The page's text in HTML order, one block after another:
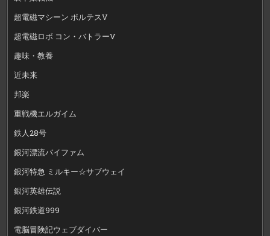
超電磁マシーン ボルテスV
超電磁ロボ コン・バトラーV
趣味・教養
近未来
邦楽
重戦機エルガイム
鉄人28号
銀河漂流バイファム
銀河特急 ミルキー☆サブウェイ
銀河英雄伝説
銀河鉄道999
電脳冒険記ウェブダイバー